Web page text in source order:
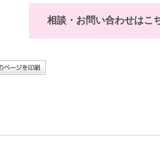
相談・お問い合わせはこ